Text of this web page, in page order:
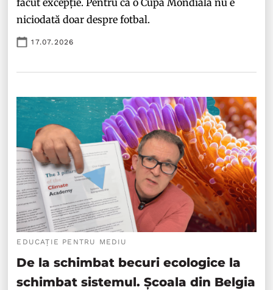
făcut excepție. Pentru că o Cupă Mondială nu e
niciodată doar despre fotbal.
17.07.2026
EDUCAȚIE PENTRU MEDIU
De la schimbat becuri ecologice la
schimbat sistemul. Școala din Belgia